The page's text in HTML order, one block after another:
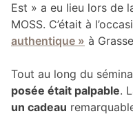
Est » a eu lieu lors de
MOSS. C’était à
authentique » à
Tout au long du
posée était palpable.
un cadeau